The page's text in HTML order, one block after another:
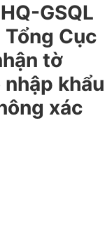
GSQL
Cục
tờ
khẩu
xác